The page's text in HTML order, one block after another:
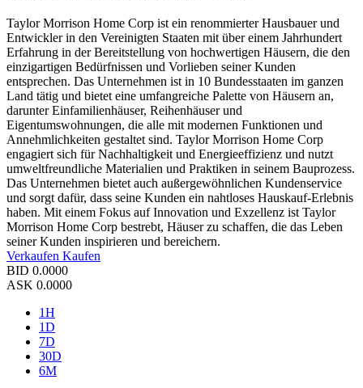
Taylor Morrison Home Corp ist ein renommierter Hausbauer und
Entwickler in den Vereinigten Staaten mit über einem Jahrhundert
Erfahrung in der Bereitstellung von hochwertigen Häusern, die den
einzigartigen Bedürfnissen und Vorlieben seiner Kunden
entsprechen. Das Unternehmen ist in 10 Bundesstaaten im ganzen
Land tätig und bietet eine umfangreiche Palette von Häusern an,
darunter Einfamilienhäuser, Reihenhäuser und
Eigentumswohnungen, die alle mit modernen Funktionen und
Annehmlichkeiten gestaltet sind. Taylor Morrison Home Corp
engagiert sich für Nachhaltigkeit und Energieeffizienz und nutzt
umweltfreundliche Materialien und Praktiken in seinem Bauprozess.
Das Unternehmen bietet auch außergewöhnlichen Kundenservice
und sorgt dafür, dass seine Kunden ein nahtloses Hauskauf-Erlebnis
haben. Mit einem Fokus auf Innovation und Exzellenz ist Taylor
Morrison Home Corp bestrebt, Häuser zu schaffen, die das Leben
seiner Kunden inspirieren und bereichern.
Verkaufen Kaufen
BID 0.0000
ASK 0.0000
1H
1D
7D
30D
6M